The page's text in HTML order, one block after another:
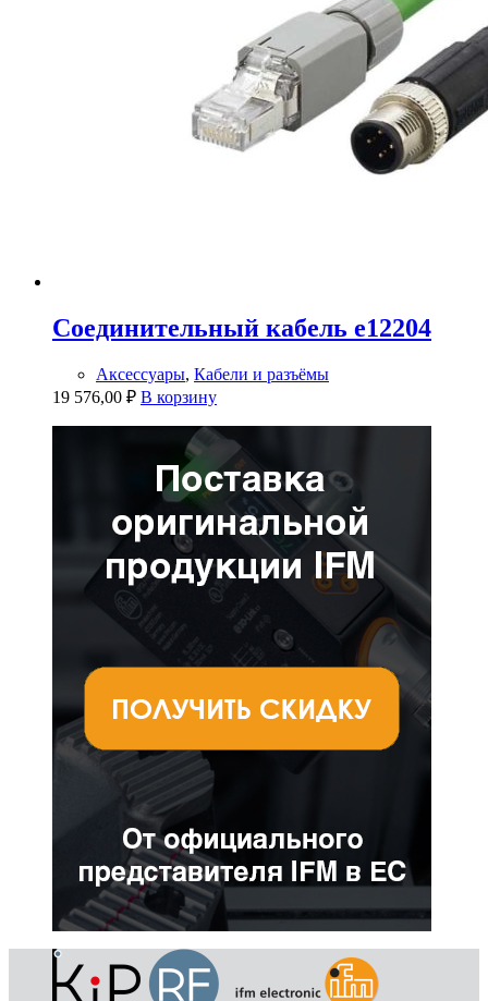
Соединительный кабель e12204
Аксессуары, Кабели и разъёмы
19 576,00 ₽ В корзину